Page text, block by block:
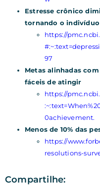
Estresse crônico
tornando o
https://
97
Metas alinhadas
fáceis de atingir
https://
0achievement.
Menos de 10% das
https://
resolutions-
Compartilhe: